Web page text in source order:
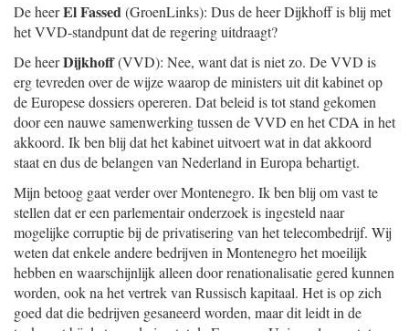
De heerEl Fassed(GroenLinks): Dus de heer Dijkhoff is blij met
het VVD-standpunt dat de regering uitdraagt?
De heerDijkhoff(VVD): Nee, want dat is niet zo. De VVD is
erg tevreden over de wijze waarop de ministers uit dit kabinet op
de Europese dossiers opereren. Dat beleid is tot stand gekomen
door een nauwe samenwerking tussen de VVD en het CDA in het
akkoord. Ik ben blij dat het kabinet uitvoert wat in dat akkoord
staat en dus de belangen van Nederland in Europa behartigt.
Mijn betoog gaat verder over Montenegro. Ik ben blij om vast te
stellen dat er een parlementair onderzoek is ingesteld naar
mogelijke corruptie bij de privatisering van het telecombedrijf. Wij
weten dat enkele andere bedrijven in Montenegro het moeilijk
hebben en waarschijnlijk alleen door renationalisatie gered kunnen
worden, ook na het vertrek van Russisch kapitaal. Het is op zich
goed dat die bedrijven gesaneerd worden, maar dit leidt in de